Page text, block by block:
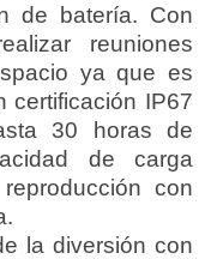
de batería. Con
reuniones
ya que es
certificación IP67
30 horas de
de carga
con
la diversión con